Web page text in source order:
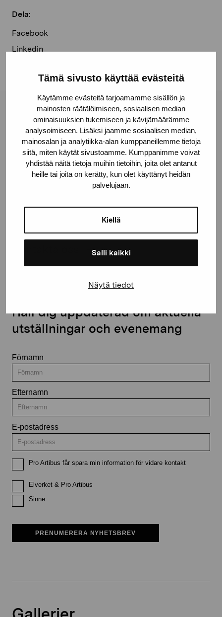
Tämä sivusto käyttää evästeitä
Käytämme evästeitä tarjoamamme sisällön ja
mainosten räätälöimiseen, sosiaalisen median
ominaisuuksien tukemiseen ja kävijämäärämme
analysoimiseen. Lisäksi jaamme sosiaalisen median,
mainosalan ja analytiikka-alan kumppaneillemme tietoja
siitä, miten käytät sivustoamme. Kumppanimme voivat
yhdistää näitä tietoja muihin tietoihin, joita olet antanut
heille tai joita on kerätty, kun olet käyttänyt heidän
palvelujaan.
Kiellä
Salli kaikki
Näytä tiedot
Dela:
Facebook
Linkedin
Stiftelsen Pro Artibus
Gustav Wasas gata 11
10600 Ekenäs
proartibus@proartibus.fi
Håll dig uppdaterad om aktuella
utställningar och evenemang
Förnamn
Efternamn
E-postadress
Pro Artibus får spara min information för vidare kontakt
Elverket & Pro Artibus
Sinne
PRENUMERERA NYHETSBREV